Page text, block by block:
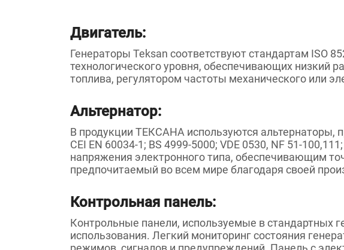
Двигатель:
Генераторы Teksan соответствуют стандартам ISO
технологического уровня, обеспечивающих низкий
топлива, регулятором частоты механического или
Альтернатор:
В продукции ТЕКСАНА используются альтернаторы,
CEI EN 60034-1; BS 4999-5000; VDE 0530, NF 51-
напряжения электронного типа, обеспечивающим
предпочитаемый во всем мире благодаря своей
Контрольная панель:
Контрольные панели, используемые в стандартных
использования. Легкий мониторинг состояния